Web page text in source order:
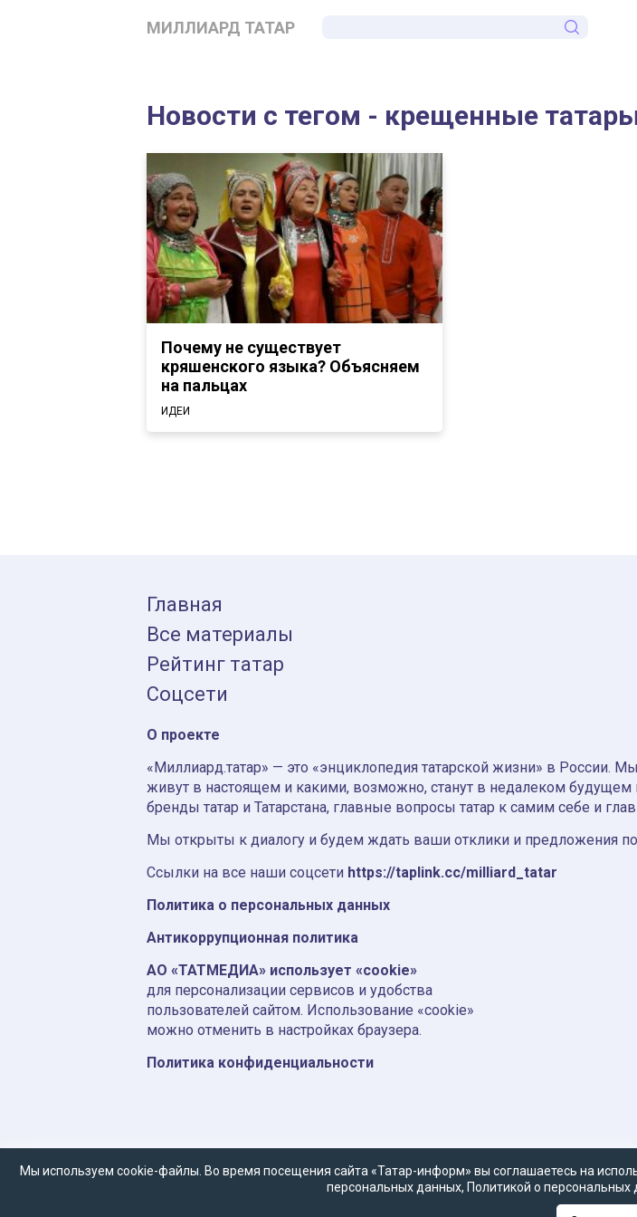
МИЛЛИАРД ТАТАР
Новости с тегом - крещенные
Почему не существует
кряшенского языка? Объясняем
на пальцах
ИДЕИ
Главная
Все материалы
Рейтинг татар
Соцсети
О проекте
«Миллиард.татар» — это «энциклопедия татарской жизни» в России.
живут в настоящем и какими, возможно, станут в недалеком
бренды татар и Татарстана, главные вопросы татар к самим себе и
Мы открыты к диалогу и будем ждать ваши отклики и предложения по
Ссылки на все наши соцсети https://taplink.cc/milliard_tatar
Политика о персональных данных
Антикоррупционная политика
АО «ТАТМЕДИА» использует «cookie»
для персонализации сервисов и удобства
пользователей сайтом. Использование «cookie»
можно отменить в настройках браузера.
Политика конфиденциальности
Мы используем cookie-файлы. Во время посещения сайта «Татар-информ» вы соглашаетесь на
персональных данных, Политикой о персональных